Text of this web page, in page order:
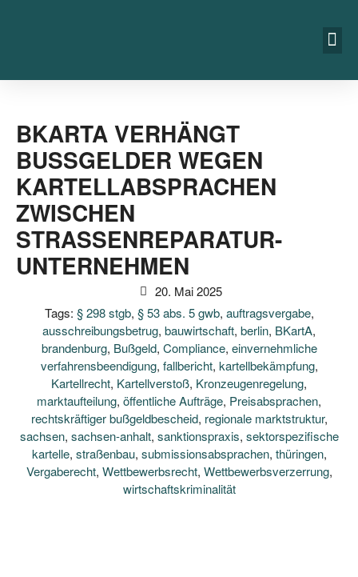
BKARTA VERHÄNGT
BUSSGELDER WEGEN K
ARTELLABSPRACHEN Z
WISCHEN S
TRASSENREPARATUR-UN
TERNEHMEN
20. Mai 2025
Tags: § 298 stgb, § 53 abs. 5 gwb, auftragsvergabe,
ausschreibungsbetrug, bauwirtschaft, berlin, BKartA,
brandenburg, Bußgeld, Compliance, einvernehmliche
verfahrensbeendigung, fallbericht, kartellbekämpfung,
Kartellrecht, Kartellverstoß, Kronzeugenregelung,
marktaufteilung, öffentliche Aufträge, Preisabsprachen,
rechtskräftiger bußgeldbescheid, regionale marktstruktur,
sachsen, sachsen-anhalt, sanktionspraxis, sektorspezifische
kartelle, straßenbau, submissionsabsprachen, thüringen,
Vergaberecht, Wettbewerbsrecht, Wettbewerbsverzerrung,
wirtschaftskriminalität